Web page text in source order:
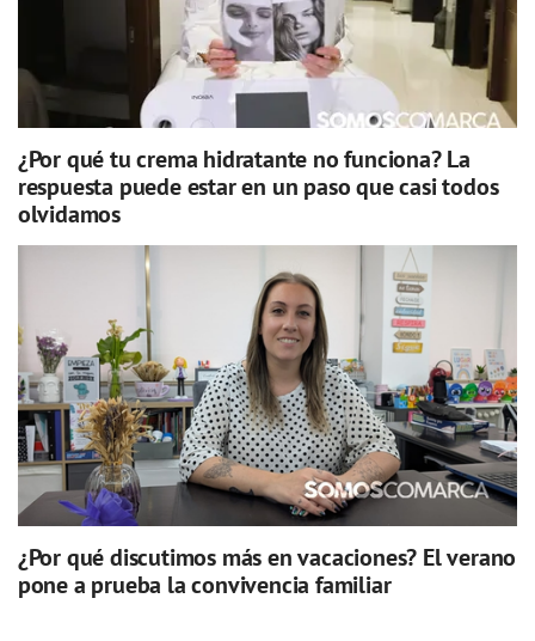
¿Por qué tu crema hidratante no funciona? La
respuesta puede estar en un paso que casi todos
olvidamos
¿Por qué discutimos más en vacaciones? El verano
pone a prueba la convivencia familiar